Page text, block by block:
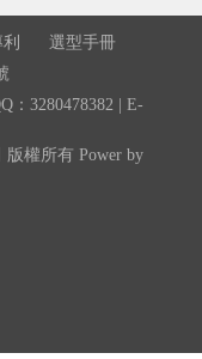
選型手冊
：3280478382 | E-
版權所有 Power by